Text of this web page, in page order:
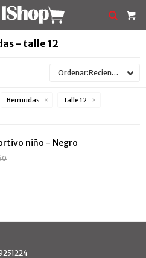
- talle 12
Recientes
Bermudas Talle 12
niño - Negro